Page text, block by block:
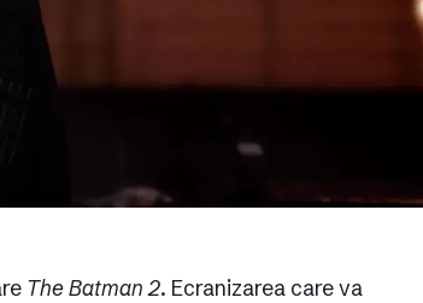
The Batman 2. Ecranizarea care va